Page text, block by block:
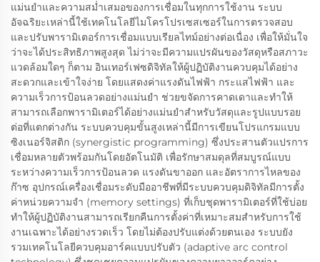
แม่นยำและความสม่ำเสมอของการเชื่อมในทุกการใช้งาน ระบบ
อัจฉริยะเหล่านี้ใช้เทคโนโลยีไมโครโปรเซสเซอร์ในการตรวจสอบ
และปรับพารามิเตอร์การเชื่อมแบบเรียลไทม์อย่างต่อเนื่อง เพื่อให้มั่นใจ
ว่าจะได้ประสิทธิภาพสูงสุด ไม่ว่าจะมีความแปรผันของวัสดุหรือสภาวะ
แวดล้อมใดๆ ก็ตาม อินเทอร์เฟซดิจิทัลให้ผู้ปฏิบัติงานควบคุมได้อย่าง
สะดวกและเข้าใจง่าย โดยแสดงค่าแรงดันไฟฟ้า กระแสไฟฟ้า และ
ความเร็วการป้อนลวดอย่างแม่นยำ ช่วยขจัดการคาดเดาและทำให้
สามารถเลือกพารามิเตอร์ได้อย่างแม่นยำสำหรับวัสดุและรูปแบบรอย
ต่อที่แตกต่างกัน ระบบควบคุมขั้นสูงเหล่านี้มีการเขียนโปรแกรมแบบ
ซิงเนอร์จิสติก (synergistic programming) ซึ่งประสานตัวแปรการ
เชื่อมหลายตัวพร้อมกันโดยอัตโนมัติ เพื่อรักษาสมดุลที่สมบูรณ์แบบ
ระหว่างความเร็วการป้อนลวด แรงดันขาออก และอัตราการไหลของ
ก๊าซ อุปกรณ์เครื่องเชื่อมระดับมืออาชีพที่มีระบบควบคุมดิจิทัลมีการตั้ง
ค่าหน่วยความจำ (memory settings) ที่เก็บชุดพารามิเตอร์ที่ใช้บ่อย
ทำให้ผู้ปฏิบัติงานสามารถเรียกคืนการตั้งค่าที่เหมาะสมสำหรับการใช้
งานเฉพาะได้อย่างรวดเร็ว โดยไม่ต้องปรับแต่งด้วยตนเอง ระบบยัง
รวมเทคโนโลยีควบคุมอาร์คแบบปรับตัว (adaptive arc control